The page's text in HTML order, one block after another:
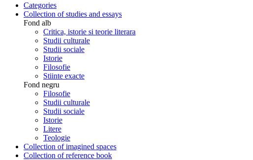
Categories
Collection of studies and essays
Fond alb
Critica, istorie si teorie literara
Studii culturale
Studii sociale
Istorie
Filosofie
Stiinte exacte
Fond negru
Filosofie
Studii culturale
Studii sociale
Istorie
Litere
Teologie
Collection of imagined spaces
Collection of reference book